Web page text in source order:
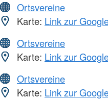
Ortsvereine
Karte: Link zur
Ortsvereine
Karte: Link zur
Ortsvereine
Karte: Link zur